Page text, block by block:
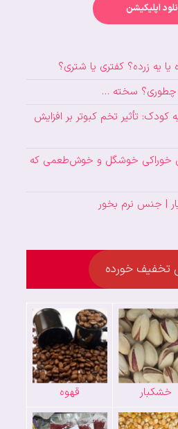
اپلیکیشن
یه زرده؟ کفتری یا شتری؟
چطوری؟ سخته …
کودک: تأثیر تخم کبوتر بر افزایش
خوراکی خوشگل و خوش‌طعمی که
| جنس نرم بخور
تخفیف خورده
خشکبار قهوه